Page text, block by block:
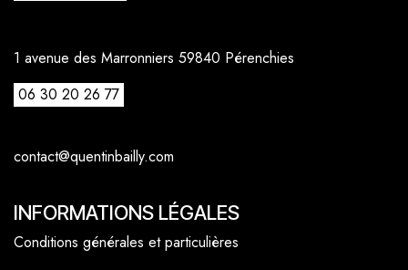
1 avenue des Marronniers 59840 Pérenchies
06 30 20 26 77
contact@quentinbailly.com
INFORMATIONS LÉGALES
Conditions générales et particulières